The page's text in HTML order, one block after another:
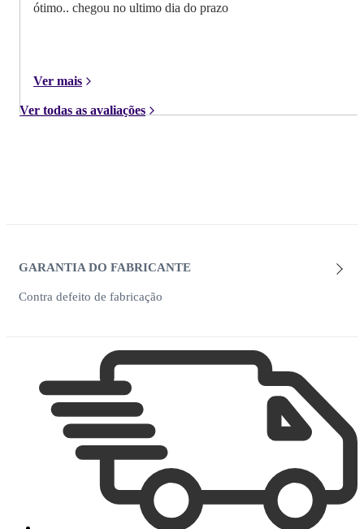
ótimo.. chegou no ultimo dia do prazo
Ver mais
Ver todas as avaliações
GARANTIA DO FABRICANTE
Contra defeito de fabricação